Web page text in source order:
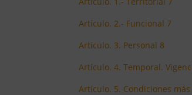
Artículo. 2.- Funcional 7
Artículo. 3. Personal 8
Artículo. 4. Temporal.
Artículo. 5. Condiciones